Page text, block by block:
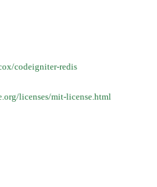
codeigniter-redis
licenses/mit-license.html